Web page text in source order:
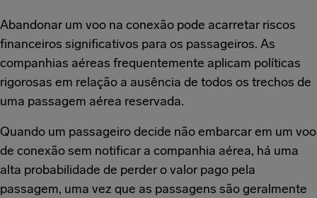
Abandonar um voo na conexão pode acarretar riscos
financeiros significativos para os passageiros. As
companhias aéreas frequentemente aplicam políticas
rigorosas em relação a ausência de todos os trechos de
uma passagem aérea reservada.
Quando um passageiro decide não embarcar em um voo
de conexão sem notificar a companhia aérea, há uma
alta probabilidade de perder o valor pago pela
passagem, uma vez que as passagens são geralmente